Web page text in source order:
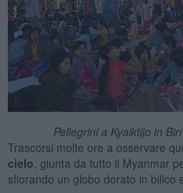
Pellegrini a Kyaiktijo in
Trascorsi molte ore a osservare
cielo , giunta da tutto il Myanmar
sfiorando un globo dorato in bilico